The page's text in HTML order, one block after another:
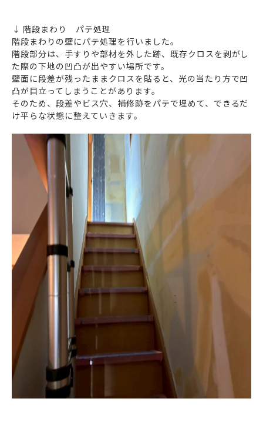
↓ 階段まわり パテ処理
階段まわりの壁にパテ処理を行いました。
階段部分は、手すりや部材を外した跡、既存クロスを剥がし
た際の下地の凹凸が出やすい場所です。
壁面に段差が残ったままクロスを貼ると、光の当たり方で凹
凸が目立ってしまうことがあります。
そのため、段差やビス穴、補修跡をパテで埋めて、できるだ
け平らな状態に整えていきます。